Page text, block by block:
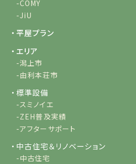
-COMY
-JiU
・平屋プラン
・エリア
-潟上市
-由利本荘市
・標準設備
-スミノイエ
-ZEH普及実績
-アフターサポート
・中古住宅＆リノベーション
-中古住宅